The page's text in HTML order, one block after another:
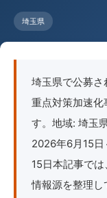
埼玉県
埼玉県で公募
重点対策加速化
す。地域: 埼玉
2026年6月15
15日本記事で
情報源を整理